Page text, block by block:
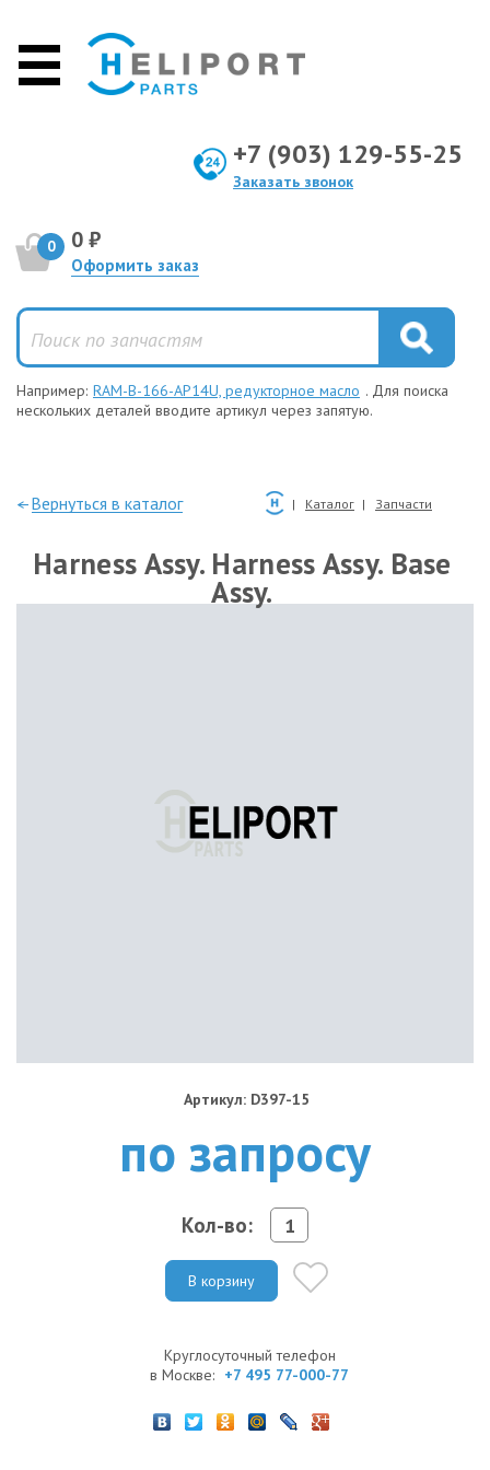
+7 (903) 129-55-25
Заказать звонок
0 0 ₽
Оформить заказ
Например: RAM-B-166-AP14U, редукторное масло . Для поиска
нескольких деталей вводите артикул через запятую.
—Вернуться в каталог Каталог Запчасти
Harness Assy. Harness Assy. Base
Assy.
Артикул: D397-15
по запросу
Кол-во:
В корзину
Круглосуточный телефон
в Москве: +7 495 77-000-77